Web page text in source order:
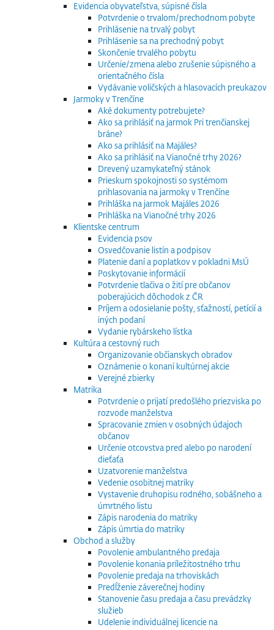
Evidencia obyvateľstva, súpisné čísla
Potvrdenie o trvalom/prechodnom pobyte
Prihlásenie na trvalý pobyt
Prihlásenie sa na prechodný pobyt
Skončenie trvalého pobytu
Určenie/zmena alebo zrušenie súpisného a
orientačného čísla
Vydávanie voličských a hlasovacích preukazov
Jarmoky v Trenčíne
Aké dokumenty potrebujete?
Ako sa prihlásiť na jarmok Pri trenčianskej
bráne?
Ako sa prihlásiť na Majáles?
Ako sa prihlásiť na Vianočné trhy 2026?
Drevený uzamykateľný stánok
Prieskum spokojnosti so systémom
prihlasovania na jarmoky v Trenčíne
Prihláška na jarmok Majáles 2026
Prihláška na Vianočné trhy 2026
Klientske centrum
Evidencia psov
Osvedčovanie listín a podpisov
Platenie daní a poplatkov v pokladni MsÚ
Poskytovanie informácií
Potvrdenie tlačiva o žití pre občanov
poberajúcich dôchodok z ČR
Príjem a odosielanie pošty, sťažností, petícií a
iných podaní
Vydanie rybárskeho lístka
Kultúra a cestovný ruch
Organizovanie občianskych obradov
Oznámenie o konaní kultúrnej akcie
Verejné zbierky
Matrika
Potvrdenie o prijatí predošlého priezviska po
rozvode manželstva
Spracovanie zmien v osobných údajoch
občanov
Určenie otcovstva pred alebo po narodení
dieťaťa
Uzatvorenie manželstva
Vedenie osobitnej matriky
Vystavenie druhopisu rodného, sobášneho a
úmrtného listu
Zápis narodenia do matriky
Zápis úmrtia do matriky
Obchod a služby
Povolenie ambulantného predaja
Povolenie konania príležitostného trhu
Povolenie predaja na trhoviskách
Predĺženie záverečnej hodiny
Stanovenie času predaja a času prevádzky
služieb
Udelenie individuálnej licencie na